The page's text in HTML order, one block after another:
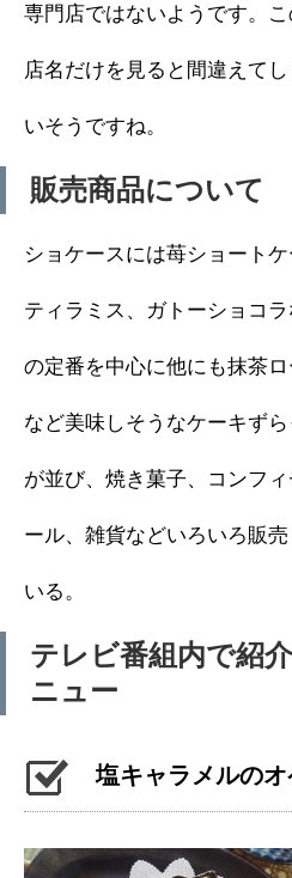
専門店ではないようです。
店名だけを見ると間違えてし
いそうですね。
販売商品について
ショケースには苺ショートケ
ティラミス、ガトーショコ
の定番を中心に他にも抹茶
など美味しそうなケーキずら
が並び、焼き菓子、コンフィ
ール、雑貨などいろいろ販売
いる。
テレビ番組内で紹
ニュー
塩キャラメルの